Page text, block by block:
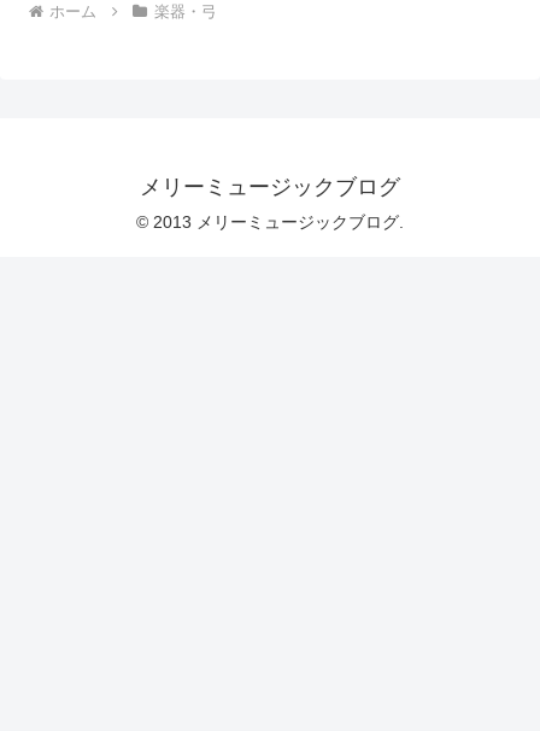
ホーム 楽器・弓
メリーミュージックブログ
© 2013 メリーミュージックブログ.